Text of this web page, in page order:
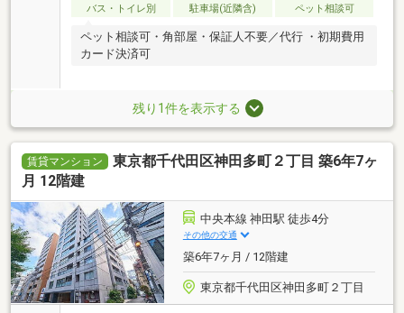
バス・トイレ別 駐車場(近隣含) ペット相談可
ペット相談可・角部屋・保証人不要／代行 ・初期費用
カード決済可
残り1件を表示する
賃貸マンション
東京都千代田区神田多町２丁目 築6年7ヶ
月 12階建
中央本線 神田駅 徒歩4分
その他の交通
築6年7ヶ月 / 12階建
東京都千代田区神田多町２丁目